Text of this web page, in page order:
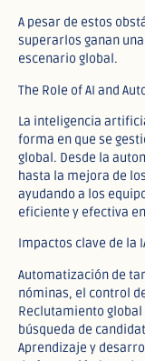
A pesar de estos
superarlos ganan
escenario global.
The Role of AI and
La inteligencia
forma en que se
global. Desde la
hasta la mejora de
ayudando a los
eficiente y efectiva
Impactos clave de la
Automatización de
nóminas, el control
Reclutamiento
búsqueda de
Aprendizaje y